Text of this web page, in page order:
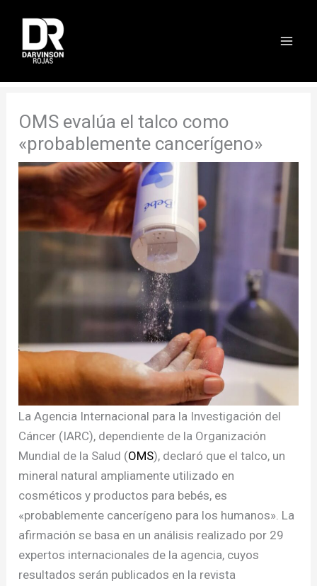
contenido
OMS evalúa el talco como
«probablemente cancerígeno»
La Agencia Internacional para la Investigación del
Cáncer (IARC), dependiente de la Organización
Mundial de la Salud (OMS), declaró que el talco, un
mineral natural ampliamente utilizado en
cosméticos y productos para bebés, es
«probablemente cancerígeno para los humanos». La
afirmación se basa en un análisis realizado por 29
expertos internacionales de la agencia, cuyos
resultados serán publicados en la revista